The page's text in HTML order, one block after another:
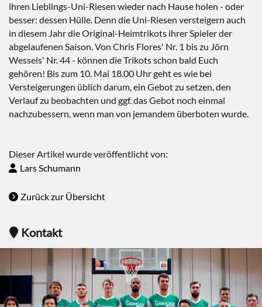
ihren Lieblings-Uni-Riesen wieder nach Hause holen - oder
besser: dessen Hülle. Denn die Uni-Riesen versteigern auch
in diesem Jahr die Original-Heimtrikots ihrer Spieler der
abgelaufenen Saison. Von Chris Flores' Nr. 1 bis zu Jörn
Wessels' Nr. 44 - können die Trikots schon bald Euch
gehören! Bis zum 10. Mai 18.00 Uhr geht es wie bei
Versteigerungen üblich darum, ein Gebot zu setzen, den
Verlauf zu beobachten und ggf. das Gebot noch einmal
nachzubessern, wenn man von jemandem überboten wurde.
Dieser Artikel wurde veröffentlicht von:
Lars Schumann
Zurück zur Übersicht
Kontakt